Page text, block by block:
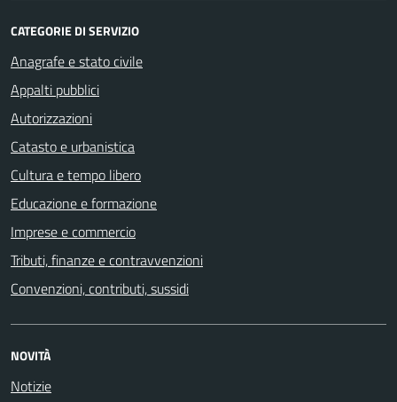
CATEGORIE DI SERVIZIO
Anagrafe e stato civile
Appalti pubblici
Autorizzazioni
Catasto e urbanistica
Cultura e tempo libero
Educazione e formazione
Imprese e commercio
Tributi, finanze e contravvenzioni
Convenzioni, contributi, sussidi
NOVITÀ
Notizie